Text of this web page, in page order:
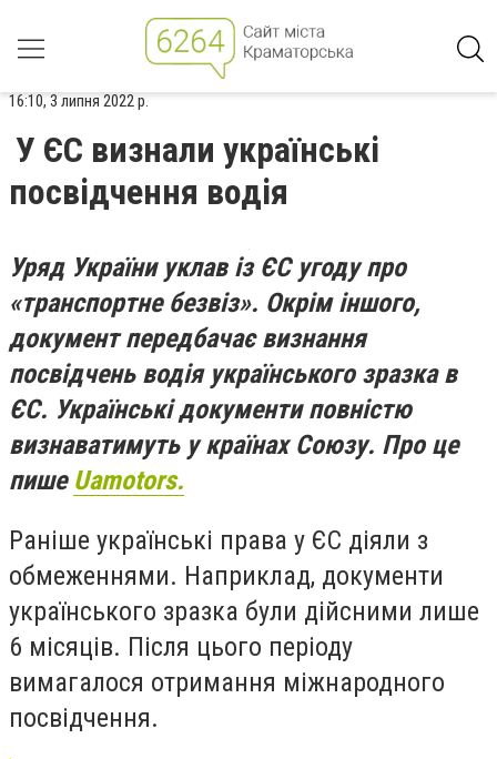
16:10, 3 липня 2022 р.
У ЄС визнали українські
посвідчення водія
Уряд України уклав із ЄС угоду про
«транспортне безвіз». Окрім іншого,
документ передбачає визнання
посвідчень водія українського зразка в
ЄС. Українські документи повністю
визнаватимуть у країнах Союзу. Про це
пише Uamotors.
Раніше українські права у ЄС діяли з
обмеженнями. Наприклад, документи
українського зразка були дійсними лише
6 місяців. Після цього періоду
вимагалося отримання міжнародного
посвідчення.